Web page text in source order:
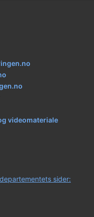
videomateriale
sider: